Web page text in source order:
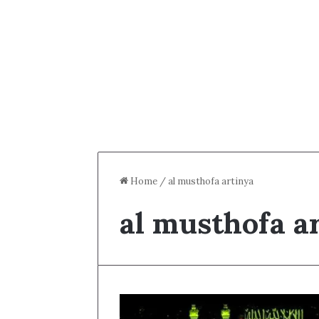
Home /al musthofa artinya
al musthofa